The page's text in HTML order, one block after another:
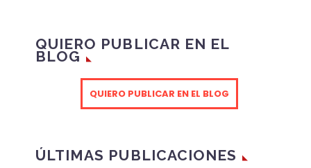
QUIERO PUBLICAR EN EL
BLOG
QUIERO PUBLICAR EN EL BLOG
ÚLTIMAS PUBLICACIONES